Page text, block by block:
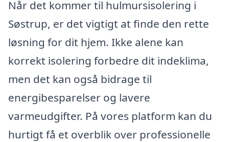
Når det kommer til hulmursisolering i
Søstrup, er det vigtigt at finde den rette
løsning for dit hjem. Ikke alene kan
korrekt isolering forbedre dit indeklima,
men det kan også bidrage til
energibesparelser og lavere
varmeudgifter. På vores platform kan du
hurtigt få et overblik over professionelle